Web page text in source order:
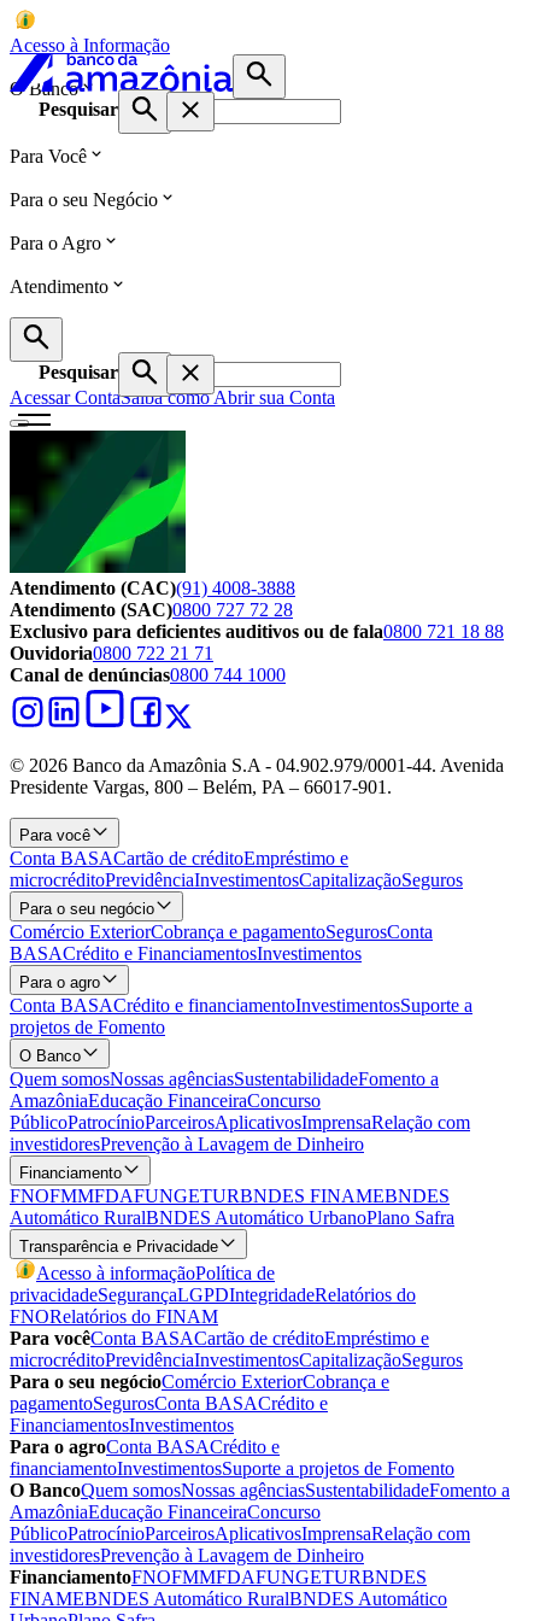
Acesso à Informação
O Banco
Pesquisar
Para Você
Para o seu Negócio
Para o Agro
Atendimento
Pesquisar
Acessar ContaSaiba como Abrir sua Conta
Atendimento (CAC)(91) 4008-3888
Atendimento (SAC)0800 727 72 28
Exclusivo para deficientes auditivos ou de fala0800 721 18 88
Ouvidoria0800 722 21 71
Canal de denúncias0800 744 1000
© 2026 Banco da Amazônia S.A - 04.902.979/0001‐44. Avenida
Presidente Vargas, 800 – Belém, PA – 66017-901.
Para você
Conta BASACartão de créditoEmpréstimo e
microcréditoPrevidênciaInvestimentosCapitalizaçãoSeguros
Para o seu negócio
Comércio ExteriorCobrança e pagamentoSegurosConta
BASACrédito e FinanciamentosInvestimentos
Para o agro
Conta BASACrédito e financiamentoInvestimentosSuporte a
projetos de Fomento
O Banco
Quem somosNossas agênciasSustentabilidadeFomento a
AmazôniaEducação FinanceiraConcurso
PúblicoPatrocínioParceirosAplicativosImprensaRelação com
investidoresPrevenção à Lavagem de Dinheiro
Financiamento
FNOFMMFDAFUNGETURBNDES FINAMEBNDES
Automático RuralBNDES Automático UrbanoPlano Safra
Transparência e Privacidade
Acesso à informaçãoPolítica de
privacidadeSegurançaLGPDIntegridadeRelatórios do
FNORelatórios do FINAM
Para vocêConta BASACartão de créditoEmpréstimo e
microcréditoPrevidênciaInvestimentosCapitalizaçãoSeguros
Para o seu negócioComércio ExteriorCobrança e
pagamentoSegurosConta BASACrédito e
FinanciamentosInvestimentos
Para o agroConta BASACrédito e
financiamentoInvestimentosSuporte a projetos de Fomento
O BancoQuem somosNossas agênciasSustentabilidadeFomento a
AmazôniaEducação FinanceiraConcurso
PúblicoPatrocínioParceirosAplicativosImprensaRelação com
investidoresPrevenção à Lavagem de Dinheiro
FinanciamentoFNOFMMFDAFUNGETURBNDES
FINAMEBNDES Automático RuralBNDES Automático